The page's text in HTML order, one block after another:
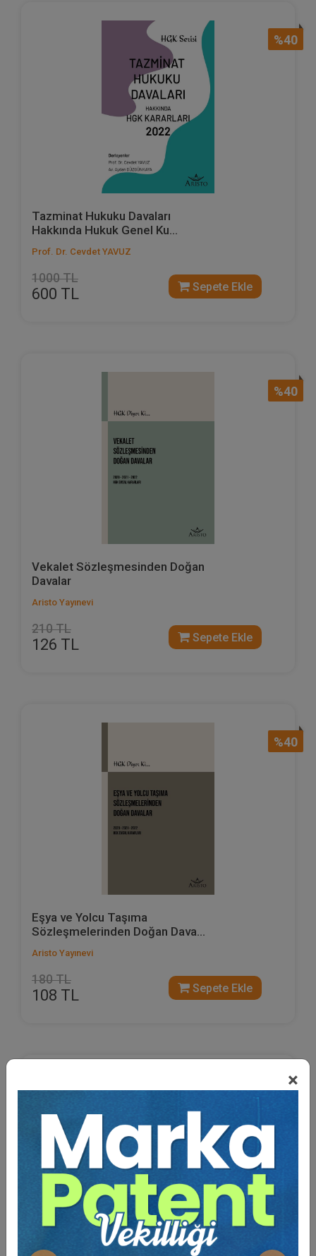
×
%40
Tazminat Hukuku Davaları
Hakkında Hukuk Genel Ku...
Prof. Dr. Cevdet YAVUZ
1000 TL
600 TL Sepete Ekle
%40
Vekalet Sözleşmesinden Doğan
Davalar
Aristo Yayınevi
210 TL
126 TL Sepete Ekle
%40
Eşya ve Yolcu Taşıma
Sözleşmelerinden Doğan Dava...
Aristo Yayınevi
180 TL
108 TL Sepete Ekle
%40